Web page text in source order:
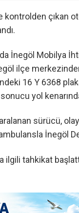
kontrolden çıkan
İnegöl Mobilya
ilçe
16 Y 6368
yol
sürücü,
İnegöl
ilgili tahkikat